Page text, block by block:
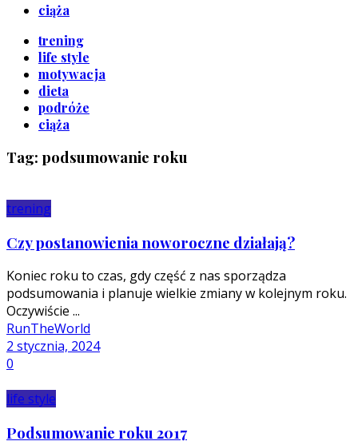
ciąża
trening
life style
motywacja
dieta
podróże
ciąża
Tag: podsumowanie roku
trening
Czy postanowienia noworoczne działają?
Koniec roku to czas, gdy część z nas sporządza
podsumowania i planuje wielkie zmiany w kolejnym roku.
Oczywiście ...
RunTheWorld
2 stycznia, 2024
0
life style
Podsumowanie roku 2017